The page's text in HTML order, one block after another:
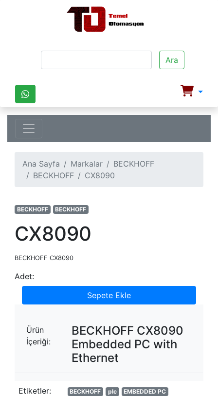
Ara
Ana Sayfa Markalar
BECKHOFF
BECKHOFF
CX8090
BECKHOFF BECKHOFF
CX8090
BECKHOFF CX8090
Adet:
Sepete Ekle
Ürün
İçeriği:
BECKHOFF CX8090
Embedded PC with
Ethernet
Etiketler: BECKHOFF plc
EMBEDDED PC